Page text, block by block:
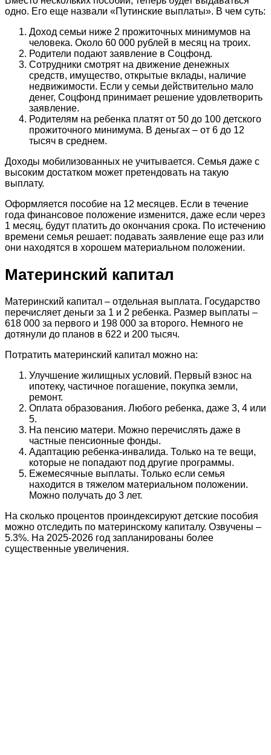
одно. Его еще назвали «Путинские выплаты». В чем суть:
Доход семьи ниже 2 прожиточных минимумов на
человека. Около 60 000 рублей в месяц на троих.
Родители подают заявление в Соцфонд.
Сотрудники смотрят на движение денежных
средств, имущество, открытые вклады, наличие
недвижимости. Если у семьи действительно мало
денег, Соцфонд принимает решение удовлетворить
заявление.
Родителям на ребенка платят от 50 до 100 детского
прожиточного минимума. В деньгах – от 6 до 12
тысяч в среднем.
Доходы мобилизованных не учитывается. Семья даже с
высоким достатком может претендовать на такую
выплату.
Оформляется пособие на 12 месяцев. Если в течение
года финансовое положение изменится, даже если через
1 месяц, будут платить до окончания срока. По истечению
времени семья решает: подавать заявление еще раз или
они находятся в хорошем материальном положении.
Материнский капитал
Материнский капитал – отдельная выплата. Государство
перечисляет деньги за 1 и 2 ребенка. Размер выплаты –
618 000 за первого и 198 000 за второго. Немного не
дотянули до планов в 622 и 200 тысяч.
Потратить материнский капитал можно на:
Улучшение жилищных условий. Первый взнос на
ипотеку, частичное погашение, покупка земли,
ремонт.
Оплата образования. Любого ребенка, даже 3, 4 или
5.
На пенсию матери. Можно перечислять даже в
частные пенсионные фонды.
Адаптацию ребенка-инвалида. Только на те вещи,
которые не попадают под другие программы.
Ежемесячные выплаты. Только если семья
находится в тяжелом материальном положении.
Можно получать до 3 лет.
На сколько процентов проиндексируют детские пособия
можно отследить по материнскому капиталу. Озвучены –
5.3%. На 2025-2026 год запланированы более
существенные увеличения.